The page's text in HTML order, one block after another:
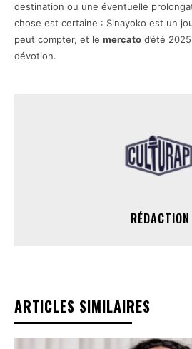
destination ou une éventuelle
chose est certaine : Sinayoko est un
peut compter, et le mercato d’été
dévotion.
RÉDACTION
ARTICLES SIMILAIRES